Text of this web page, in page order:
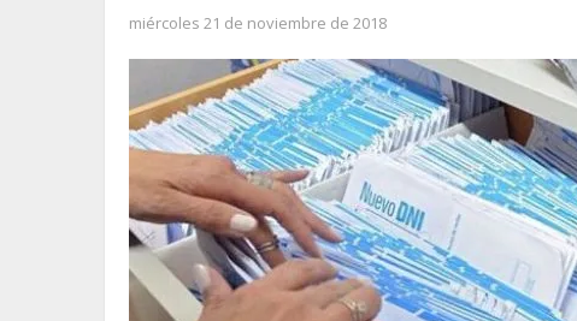
miércoles 21 de noviembre de 2018